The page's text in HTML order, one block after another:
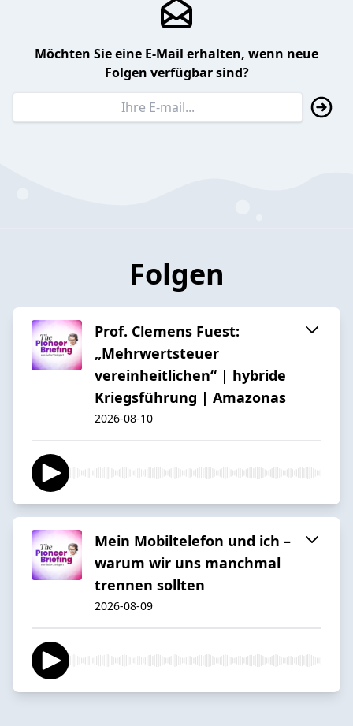
Möchten Sie eine E-Mail erhalten, wenn neue
Folgen verfügbar sind?
Folgen
Prof. Clemens Fuest:
„Mehrwertsteuer
vereinheitlichen“ | hybride
Kriegsführung | Amazonas
2026-08-10
Mein Mobiltelefon und ich –
warum wir uns manchmal
trennen sollten
2026-08-09